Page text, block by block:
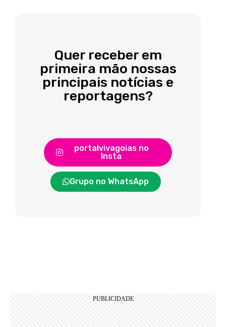
Quer receber em
primeira mão nossas
principais notícias e
reportagens?
portalvivagoias no
Insta
Grupo no WhatsApp